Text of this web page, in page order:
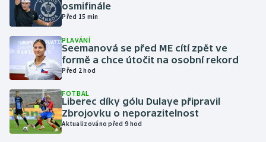
Jezdectví
Judo
Krasobruslení
Lezení
Lyže a snowboard
osmifinále
Před 15 min
PLAVÁNÍ
Seemanová se před ME cítí zpět ve
formě a chce útočit na osobní rekord
Před 2 hod
FOTBAL
Liberec díky gólu Dulaye připravil
Zbrojovku o neporazitelnost
Aktualizováno před 9 hod